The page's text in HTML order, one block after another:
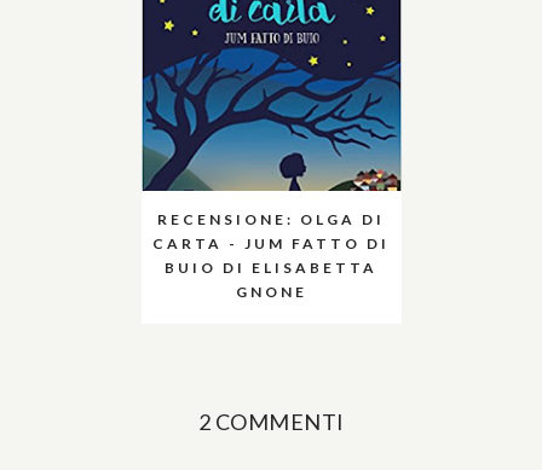
RECENSIONE: OLGA DI
CARTA - JUM FATTO DI
BUIO DI ELISABETTA
GNONE
2 COMMENTI